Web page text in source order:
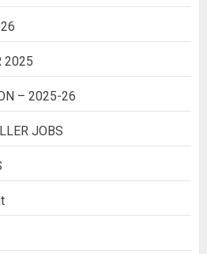
2025
– 2025-26
JOBS